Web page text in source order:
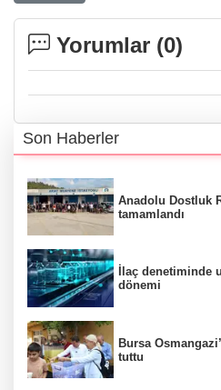
Yorumlar (0)
Son Haberler
Anadolu Dostluk
tamamlandı
İlaç denetiminde
dönemi
Bursa
tuttu